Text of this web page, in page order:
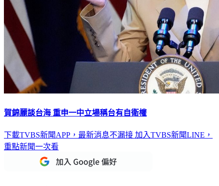
賀錦麗談台海 重申一中立場稱台有自衛權
下載TVBS新聞APP，最新消息不漏接 加入TVBS新聞LINE，
重點新聞一次看